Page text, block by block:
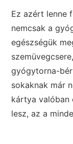
Ez azért lenne
nemcsak a
egészségük
gyógytorna-
sokaknak már
kártya valóban
lesz, az a